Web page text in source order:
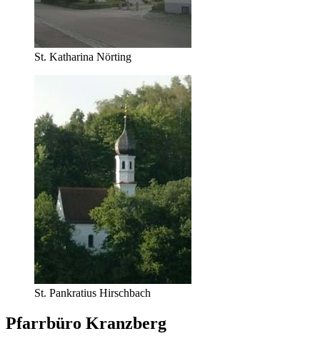
St. Katharina Nörting
St. Pankratius Hirschbach
Pfarrbüro Kranzberg